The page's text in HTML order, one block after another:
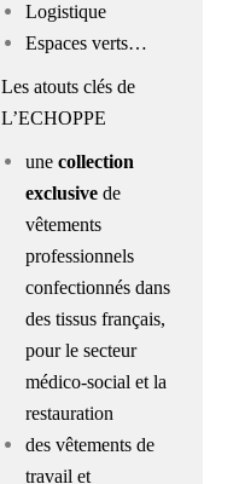
Logistique
Espaces verts…
Les atouts clés de
L’ECHOPPE
unecollection
exclusive de
vêtements
professionnels
confectionnés dans
des tissus français,
pour le secteur
médico-social et la
restauration
des vêtements de
travail et